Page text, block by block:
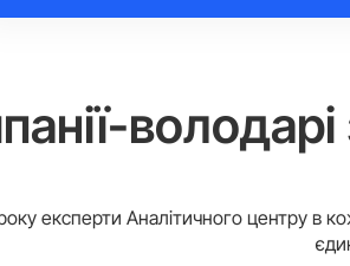
експерти Аналітичного центру в